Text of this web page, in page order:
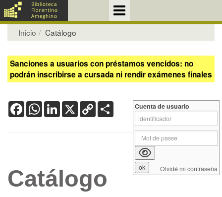
Inicio Catálogo
Sanciones a usuarios con préstamos vencidos: no
podrán inscribirse a cursada ni rendir exámenes finales
FacebookWhatsApp
LinkedIn
X Copy
Link
Catálogo
Cuenta de usuario
Olvidé mi contraseña